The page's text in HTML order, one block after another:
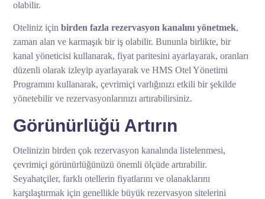
olabilir.
Oteliniz içinbirden fazla rezervasyon kanalını yönetmek,
zaman alan ve karmaşık bir iş olabilir. Bununla birlikte, bir
kanal yöneticisi kullanarak, fiyat paritesini ayarlayarak, oranları
düzenli olarak izleyip ayarlayarak ve HMS Otel Yönetimi
Programını kullanarak, çevrimiçi varlığınızı etkili bir şekilde
yönetebilir ve rezervasyonlarınızı artırabilirsiniz.
Görünürlüğü Artırın
Otelinizin birden çok rezervasyon kanalında listelenmesi,
çevrimiçi görünürlüğünüzü önemli ölçüde artırabilir.
Seyahatçiler, farklı otellerin fiyatlarını ve olanaklarını
karşılaştırmak için genellikle büyük rezervasyon sitelerini